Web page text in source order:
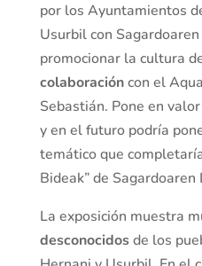
por los Ayuntamientos
Usurbil con
promocionar la cultura
colaboracióncon el
Sebastián. Pone en
y en el futuro podría
temático que
Bideak” de Sagardoaren
La exposición muestra
desconocidosde los